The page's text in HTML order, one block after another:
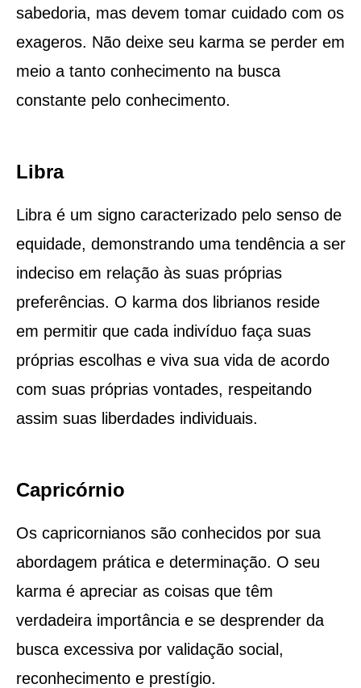
sabedoria, mas devem tomar cuidado com os
exageros. Não deixe seu karma se perder em
meio a tanto conhecimento na busca
constante pelo conhecimento.
Libra
Libra é um signo caracterizado pelo senso de
equidade, demonstrando uma tendência a ser
indeciso em relação às suas próprias
preferências. O karma dos librianos reside
em permitir que cada indivíduo faça suas
próprias escolhas e viva sua vida de acordo
com suas próprias vontades, respeitando
assim suas liberdades individuais.
Capricórnio
Os capricornianos são conhecidos por sua
abordagem prática e determinação. O seu
karma é apreciar as coisas que têm
verdadeira importância e se desprender da
busca excessiva por validação social,
reconhecimento e prestígio.